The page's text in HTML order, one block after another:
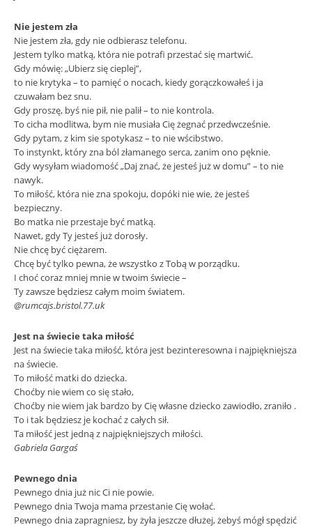
Nie jestem zła
Nie jestem zła, gdy nie odbierasz telefonu.
Jestem tylko matką, która nie potrafi przestać się martwić.
Gdy mówię: „Ubierz się cieplej”,
to nie krytyka – to pamięć o nocach, kiedy gorączkowałeś i ja
czuwałam bez snu.
Gdy proszę, byś nie pił, nie palił – to nie kontrola.
To cicha modlitwa, bym nie musiała Cię żegnać przedwcześnie.
Gdy pytam, z kim sie spotykasz – to nie wścibstwo.
To instynkt, który zna ból złamanego serca, zanim ono pęknie.
Gdy wysyłam wiadomość „Daj znać, że jesteś już w domu” – to nie
nawyk.
To miłość, która nie zna spokoju, dopóki nie wie, że jesteś
bezpieczny.
Bo matka nie przestaje być matką.
Nawet, gdy Ty jesteś już dorosły.
Nie chcę być ciężarem.
Chcę być tylko pewna, że wszystko z Tobą w porządku.
I choć coraz mniej mnie w twoim świecie –
Ty zawsze będziesz całym moim światem.
@rumcajs.bristol.77.uk
Jest na świecie taka miłość
Jest na świecie taka miłość, która jest bezinteresowna i najpiękniejsza
na świecie.
To miłość matki do dziecka.
Choćby nie wiem co się stało,
Choćby nie wiem jak bardzo by Cię własne dziecko zawiodło, zraniło .
To i tak będziesz je kochać z całych sił.
Ta miłość jest jedną z najpiękniejszych miłości.
Gabriela Gargaś
Pewnego dnia
Pewnego dnia już nic Ci nie powie.
Pewnego dnia Twoja mama przestanie Cię wołać.
Pewnego dnia zapragniesz, by żyła jeszcze dłużej, żebyś mógł spędzić